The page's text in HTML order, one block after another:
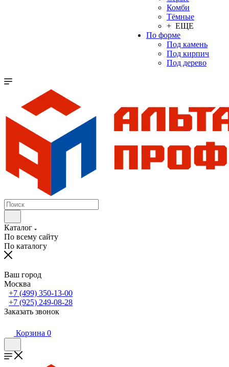
Комби
Тёмные
+ ЕЩЕ
По форме
Под камень
Под кирпич
Под дерево
Каталог
По всему сайту
По каталогу
Ваш город
Москва
+7 (499) 350-13-00
+7 (925) 249-08-28
Заказать звонок
Корзина 0